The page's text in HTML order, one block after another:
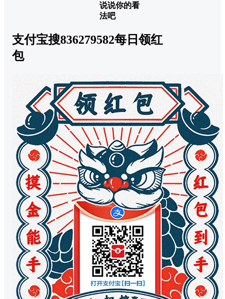
说说你的看
法吧
支付宝搜836279582每日领红
包